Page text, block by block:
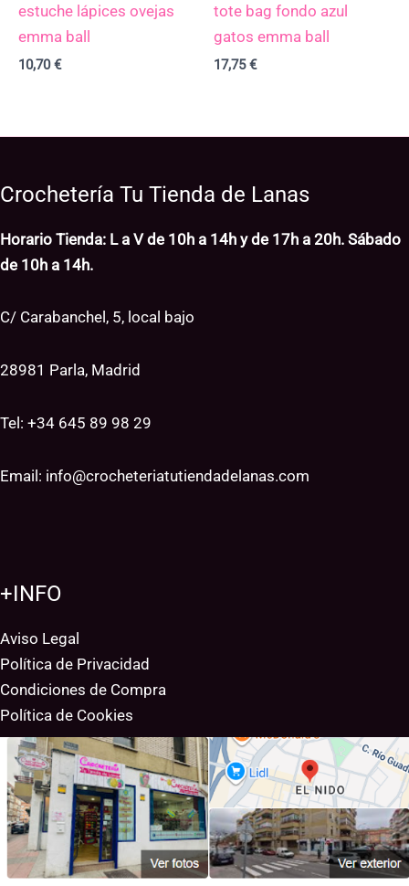
estuche lápices ovejas
emma ball
10,70€
tote bag fondo azul
gatos emma ball
17,75€
Crochetería Tu Tienda de Lanas
Horario Tienda: L a V de 10h a 14h y de 17h a 20h. Sábado
de 10h a 14h.
C/ Carabanchel, 5, local bajo
28981 Parla, Madrid
Tel: +34 645 89 98 29
Email: info@crocheteriatutiendadelanas.com
+INFO
Aviso Legal
Política de Privacidad
Condiciones de Compra
Política de Cookies